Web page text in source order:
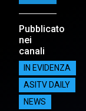
Pubblicato
nei
canali
IN EVIDENZA
ASITV DAILY
NEWS